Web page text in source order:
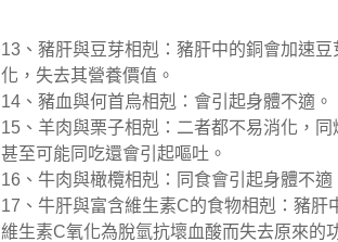
13、豬肝與豆芽相剋：豬肝中的銅會加速
化，失去其營養價值。
14、豬血與何首烏相剋：會引起身體不適。
15、羊肉與栗子相剋：二者都不易消化，同
甚至可能同吃還會引起嘔吐。
16、牛肉與橄欖相剋：同食會引起身體不適
17、牛肝與富含維生素C的食物相剋：豬肝
維生素C氧化為脫氫抗壞血酸而失去原來的